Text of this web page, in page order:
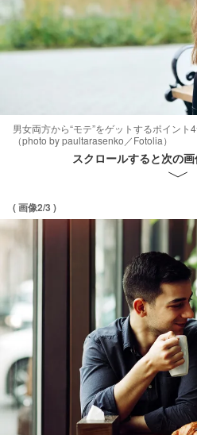
男女両方から“モテ”をゲットするポイン
（photo by paultarasenko／Fotolia）
スクロールすると次の
( 画像2/3 )